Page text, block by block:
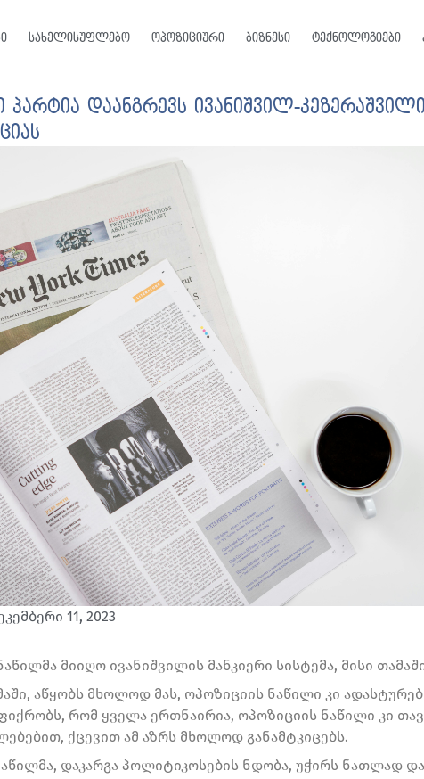
სახელისუფლებო ოპოზიციური ბიზნესი ტექნოლოგიები
პარტია დაანგრევს ივანიშვილ-
11, 2023
მიიღო ივანიშვილის მანკიერი სისტემა, მისი
აწყობს მხოლოდ მას, ოპოზიციის ნაწილი კი
რომ ყველა ერთნაირია, ოპოზიციის ნაწილი კი
ქცევით ამ აზრს მხოლოდ განამტკიცებს.
დაკარგა პოლიტიკოსების ნდობა, უჭირს ნათლად